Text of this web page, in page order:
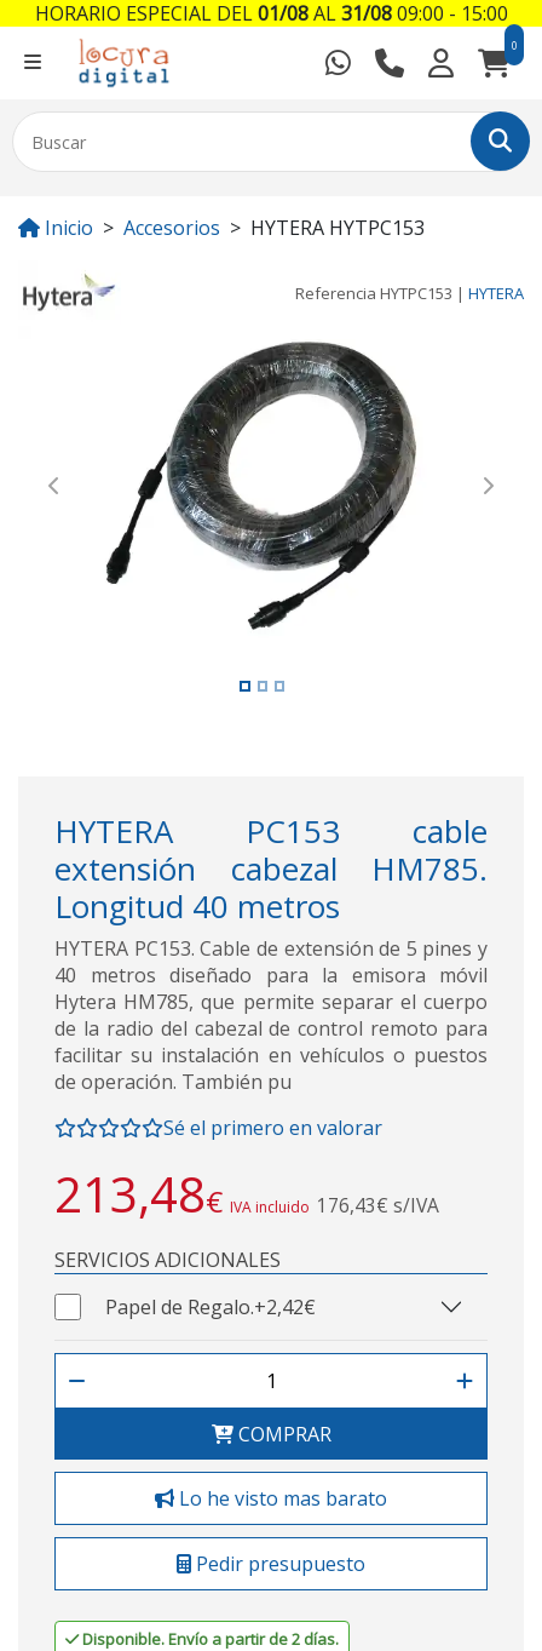
0
Inicio Accesorios HYTERA HYTPC153
Referencia HYTPC153 | HYTERA
Previous Next
HYTERA PC153 cable
extensión cabezal HM785.
Longitud 40 metros
HYTERA PC153. Cable de extensión de 5 pines y
40 metros diseñado para la emisora móvil
Hytera HM785, que permite separar el cuerpo
de la radio del cabezal de control remoto para
facilitar su instalación en vehículos o puestos
de operación. También pu
Sé el primero en valorar
213,48€ IVA incluido 176,43€ s/IVA
SERVICIOS ADICIONALES
Papel de Regalo.+2,42€
COMPRAR
Lo he visto mas barato
Pedir presupuesto
Disponible. Envío a partir de 2 días.
HORARIO ESPECIAL DEL01/08AL31/0809:00 - 15:00